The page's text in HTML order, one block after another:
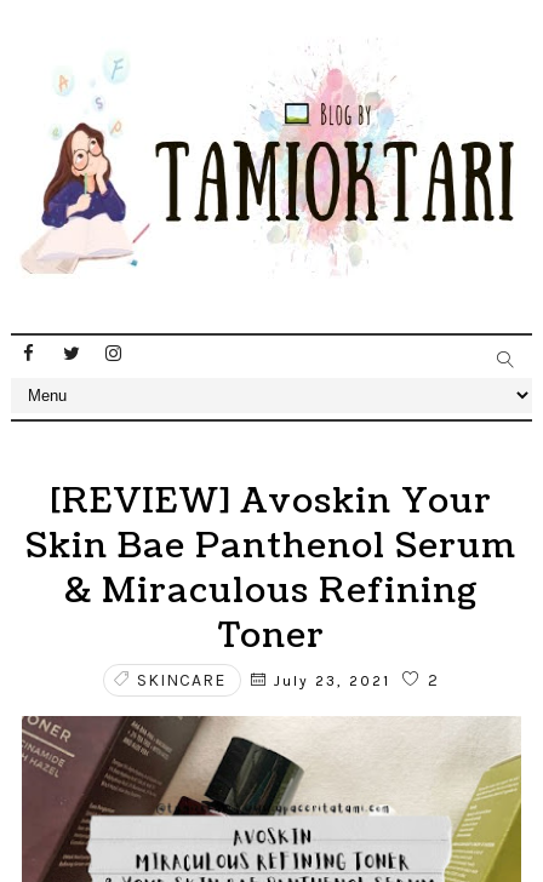
[REVIEW] Avoskin Your
Skin Bae Panthenol Serum
& Miraculous Refining
Toner
SKINCARE July 23, 2021 2